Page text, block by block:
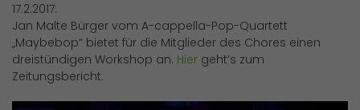
17.2.2017:
Jan Malte Bürger vom A-cappella-Pop-Quartett
„Maybebop“ bietet für die Mitglieder des Chores einen
dreistündigen Workshop an. Hier geht’s zum
Zeitungsbericht.